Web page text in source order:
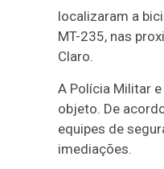
localizaram a
MT-235, nas
Claro.
A Polícia Militar
objeto. De
equipes de
imediações.